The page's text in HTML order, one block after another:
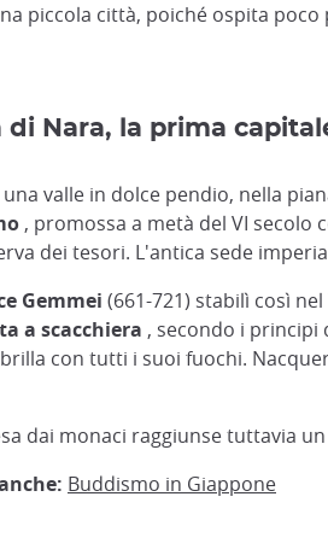
piccola città, poiché ospita
di Nara, la prima
valle in dolce pendio, nella
, promossa a metà del VI
dei tesori. L'antica sede
Gemmei (661-721) stabilì così
a scacchiera , secondo i principi
con tutti i suoi fuochi.
dai monaci raggiunse tuttavia
Buddismo in Giappone